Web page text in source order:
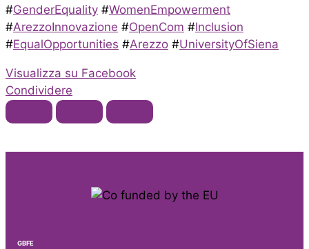
#GenderEquality #WomenEmpowerment
#ArezzoInnovazione #OpenCom #Inclusion
#EqualOpportunities #Arezzo #UniversityOfSiena
Visualizza su Facebook
Condividere
GBFE